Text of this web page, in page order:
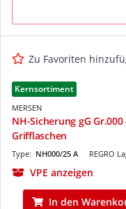
Zu Favoriten
Kernsortiment
MERSEN
NH-Sicherung gG
Grifflaschen
REGRO
Type: NH000/25 A
VPE anzeigen
In den